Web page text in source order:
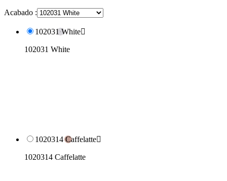
Acabado :
102031 White
102031 White
1020314 Caffelatte
1020314 Caffelatte